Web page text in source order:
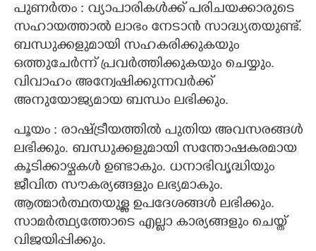
പുണർതം : വ്യാപാരികൾക്ക് പരിചയക്കാരുടെ
സഹായത്താൽ ലാഭം നേടാൻ സാദ്ധ്യതയുണ്ട്.
ബന്ധുക്കളുമായി സഹകരിക്കുകയും
ഒത്തുചേർന്ന് പ്രവർത്തിക്കുകയും ചെയ്യും.
വിവാഹം അന്വേഷിക്കുന്നവർക്ക്
അനുയോജ്യമായ ബന്ധം ലഭിക്കും.
പൂയം : രാഷ്ട്രീയത്തിൽ പുതിയ അവസരങ്ങൾ
ലഭിക്കും. ബന്ധുക്കളുമായി സന്തോഷകരമായ
കൂടിക്കാഴ്ചകൾ ഉണ്ടാകും. ധനാഭിവൃദ്ധിയും
ജീവിത സൗകര്യങ്ങളും ലഭ്യമാകും.
ആത്മാർത്ഥതയുള്ള ഉപദേശങ്ങൾ ലഭിക്കും.
സാമർത്ഥ്യത്തോടെ എല്ലാ കാര്യങ്ങളും ചെയ്ത്
വിജയിപ്പിക്കും.